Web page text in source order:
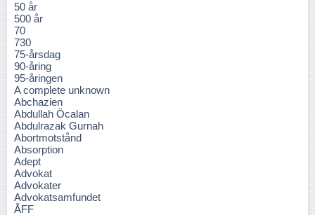
50 år
500 år
70
730
75-årsdag
90-åring
95-åringen
A complete unknown
Abchazien
Abdullah Öcalan
Abdulrazak Gurnah
Abortmotstånd
Absorption
Adept
Advokat
Advokater
Advokatsamfundet
ÅFF